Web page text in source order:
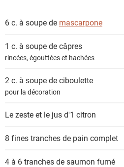
i
n
s
6 c. à soupe de mascarpone
1 c. à soupe decâpres
rincées, égouttées et hachées
2 c. à soupe deciboulette
pour la décoration
Le zeste et le jus d'1 citron
8 fines tranches de pain complet
4 à 6 tranches desaumon fumé